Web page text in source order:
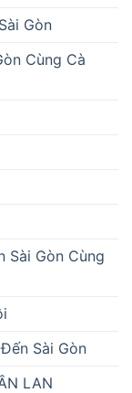
Gòn
Cùng Cà
Sài Gòn Cùng
Sài Gòn
LAN